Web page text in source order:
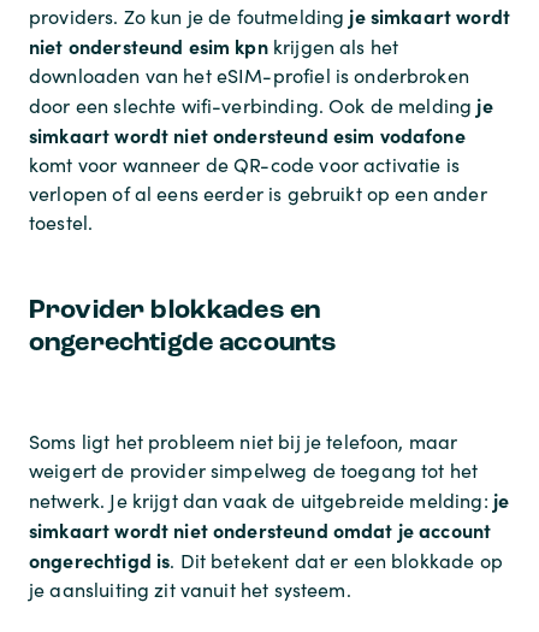
providers. Zo kun je de foutmelding je simkaart wordt
niet ondersteund esim kpnkrijgen als het
downloaden van het eSIM-profiel is onderbroken
door een slechte wifi-verbinding. Ook de melding je
simkaart wordt niet ondersteund esim vodafone
komt voor wanneer de QR-code voor activatie is
verlopen of al eens eerder is gebruikt op een ander
toestel.
Provider blokkades en
ongerechtigde accounts
Soms ligt het probleem niet bij je telefoon, maar
weigert de provider simpelweg de toegang tot het
netwerk. Je krijgt dan vaak de uitgebreide melding: je
simkaart wordt niet ondersteund omdat je account
ongerechtigd is. Dit betekent dat er een blokkade op
je aansluiting zit vanuit het systeem.